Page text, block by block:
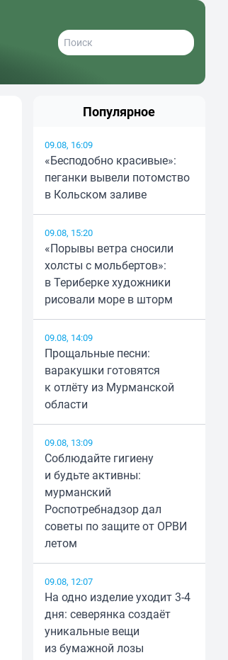
Популярное
09.08, 16:09
«Бесподобно красивые»:
пеганки вывели потомство
в Кольском заливе
09.08, 15:20
«Порывы ветра сносили
холсты с мольбертов»:
в Териберке художники
рисовали море в шторм
09.08, 14:09
Прощальные песни:
варакушки готовятся
к отлёту из Мурманской
области
09.08, 13:09
Соблюдайте гигиену
и будьте активны:
мурманский
Роспотребнадзор дал
советы по защите от ОРВИ
летом
09.08, 12:07
На одно изделие уходит 3-4
дня: северянка создаёт
уникальные вещи
из бумажной лозы